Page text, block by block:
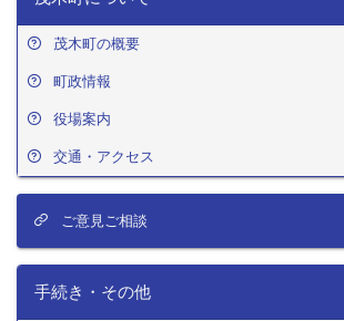
茂木町の概要
町政情報
役場案内
交通・アクセス
ご意見ご相談
手続き・その他